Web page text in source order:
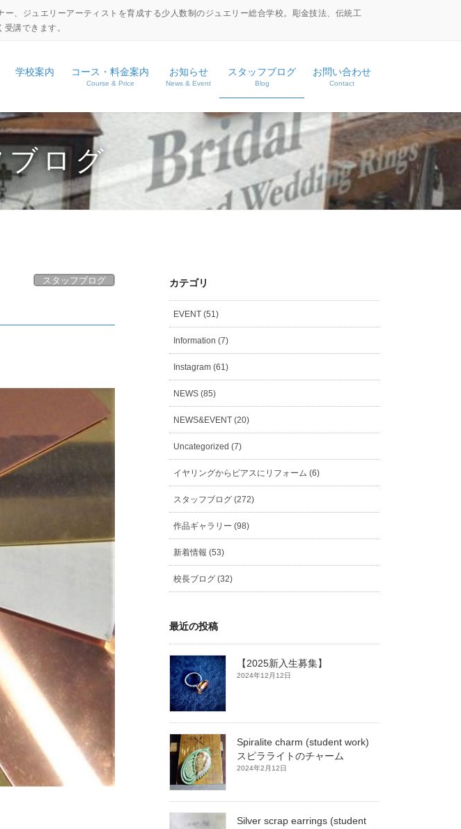
、ジュエリーアーティストを育成する少人数制のジュエリー総合学校。彫金技法、伝統工
講できます。
学校案内
介
コース・料金案内
Course & Price
ジュエリーキャリアアップコース
ジュエリーディプロマコース
コマーシャルジュエリーコース
日本伝統彫金コース
お知らせ
News & Event
NEWS
スタッフブログ
Blog
お問い合わせ
Contact
ログ
スタッフブログ カテゴリ
EVENT (51)
Information (7)
Instagram (61)
NEWS (85)
NEWS&EVENT (20)
Uncategorized (7)
イヤリングからピアスにリフォーム (6)
スタッフブログ (272)
作品ギャラリー (98)
新着情報 (53)
校長ブログ (32)
最近の投稿
【2025新入生募集】
2024年12月12日
Spiralite charm (student work)
スピラライトのチャーム
2024年2月12日
Silver scrap earrings (student